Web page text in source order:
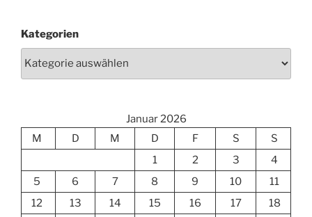
Kategorien
Januar 2026
M
D M D F S
S
1
2 3
4
5
6 7 8 9 10
11
12
13 14 15 16 17
18